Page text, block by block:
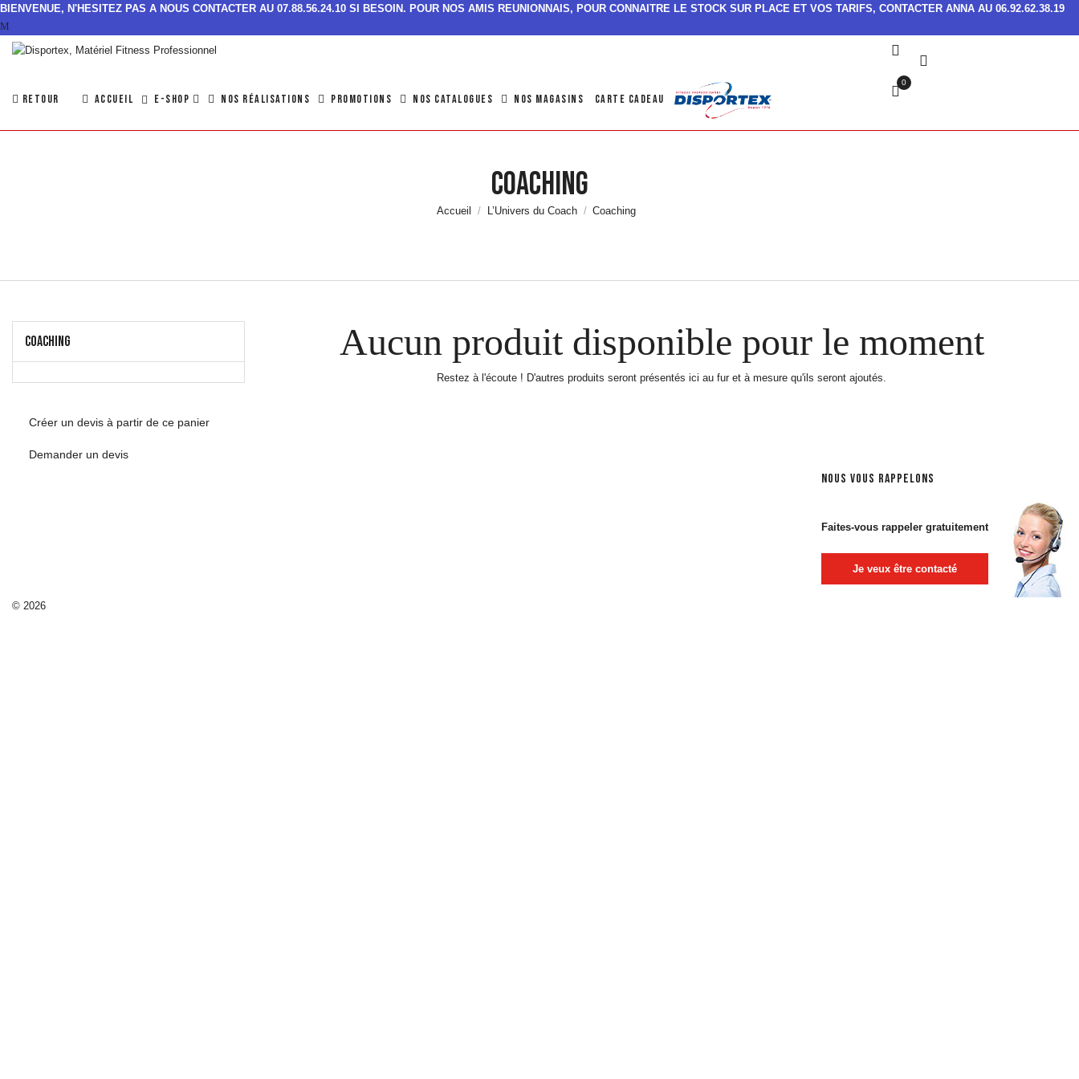
BIENVENUE, N'HESITEZ PAS A NOUS CONTACTER AU 07.88.56.24.10 SI BESOIN. POUR NOS AMIS REUNIONNAIS, POUR CONNAITRE LE STOCK SUR PLACE ET VOS TARIFS, CONTACTER ANNA AU 06.92.62.38.19
RETOUR ACCUEIL E-SHOP NOS RÉALISATIONS PROMOTIONS NOS CATALOGUES NOS MAGASINS CARTE CADEAU
0
Coaching
Accueil L’Univers du Coach Coaching
COACHING
Créer un devis à partir de ce panier
Demander un devis
Aucun produit disponible pour le moment
Restez à l'écoute ! D'autres produits seront présentés ici au fur et à mesure qu'ils seront ajoutés.
NOUS VOUS RAPPELONS
Faites-vous rappeler gratuitement
Je veux être contacté
© 2026